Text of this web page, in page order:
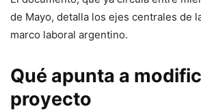
de Mayo, detalla los ejes centrales de
marco laboral argentino.
Qué apunta a
proyecto